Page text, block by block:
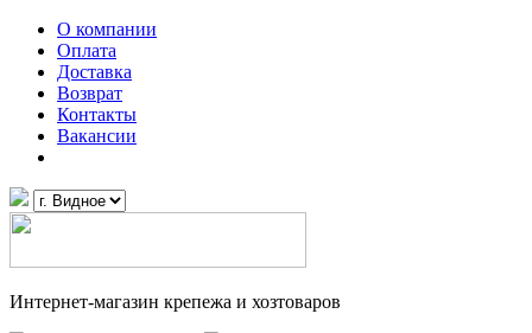
О компании
Оплата
Доставка
Возврат
Контакты
Вакансии
Интернет-магазин крепежа и хозтоваров